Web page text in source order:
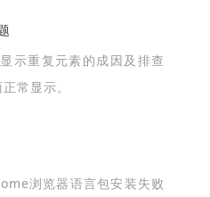
示重复元素的成因及排查
常显示。
浏览器语言包安装失败